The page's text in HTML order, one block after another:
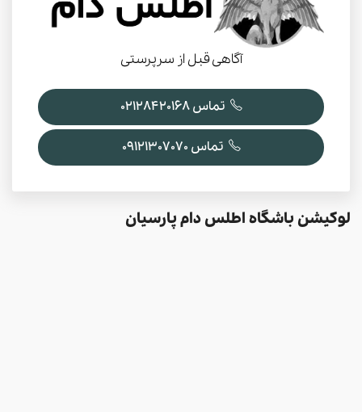
آگاهی قبل از سرپرستی
تماس 02128420168
تماس 09121307070
لوکیشن باشگاه اطلس دام پارسیان